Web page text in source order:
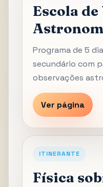
Escola de
Programa de 5
secundário com
observações
Ver página
ITINERANTE
Física